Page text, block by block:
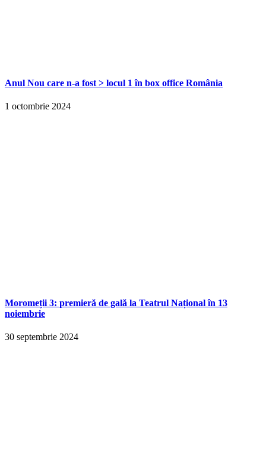
Anul Nou care n-a fost > locul 1 în box office România
1 octombrie 2024
Moromeții 3: premieră de gală la Teatrul Național în 13
noiembrie
30 septembrie 2024